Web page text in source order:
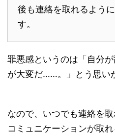
後も連絡を取れるよう
す。
罪悪感というのは「自分が
が大変だ……。」とう思い
なので、いつでも連絡を
コミュニケーションが取